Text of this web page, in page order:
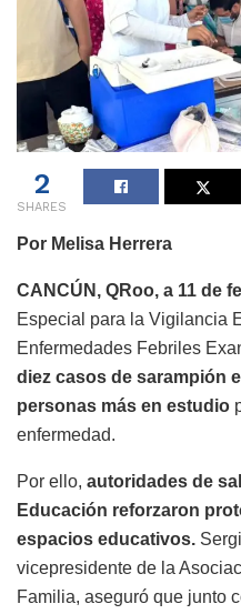
2
SHARES
Por Melisa Herrera
CANCÚN, QRoo, a 11 de
Especial para la Vigilancia
Enfermedades Febriles
diez casos de sarampión
personas más en estudio
enfermedad.
Por ello, autoridades de
Educación reforzaron
espacios educativos.
vicepresidente de la
Familia, aseguró que junto